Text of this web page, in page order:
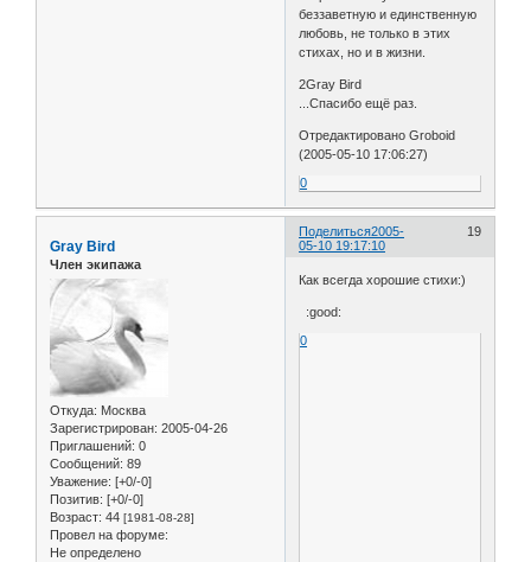
беззаветную и единственную
любовь, не только в этих
стихах, но и в жизни.
2Gray Bird
...Спасибо ещё раз.
Отредактировано Groboid
(2005-05-10 17:06:27)
0
Поделиться 19
2005-
05-10 19:17:10
Gray Bird
Член экипажа
Откуда: Москва
Зарегистрирован: 2005-04-26
Приглашений: 0
Сообщений: 89
Уважение: [+0/-0]
Позитив: [+0/-0]
Возраст: 44 [1981-08-28]
Провел на форуме:
Не определено
Как всегда хорошие стихи:)
:good:
0